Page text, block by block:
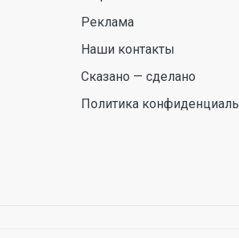
Реклама
Наши контакты
Сказано — сделано
Политика